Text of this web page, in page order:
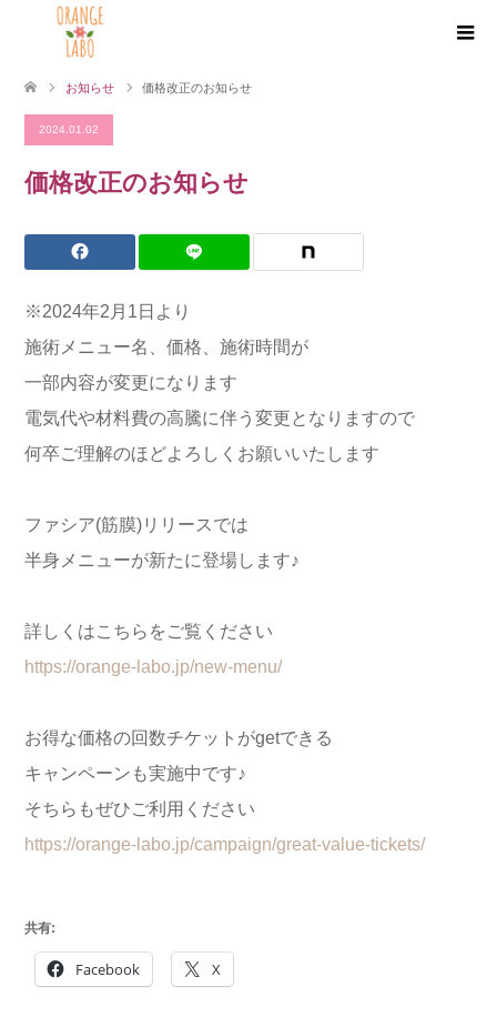
お知らせ 価格改正のお知らせ
2024.01.02
価格改正のお知らせ
※2024年2月1日より
施術メニュー名、価格、施術時間が
一部内容が変更になります
電気代や材料費の高騰に伴う変更となりますので
何卒ご理解のほどよろしくお願いいたします
ファシア(筋膜)リリースでは
半身メニューが新たに登場します♪
詳しくはこちらをご覧ください
https://orange-labo.jp/new-menu/
お得な価格の回数チケットがgetできる
キャンペーンも実施中です♪
そちらもぜひご利用ください
https://orange-labo.jp/campaign/great-value-tickets/
共有:
Facebook X